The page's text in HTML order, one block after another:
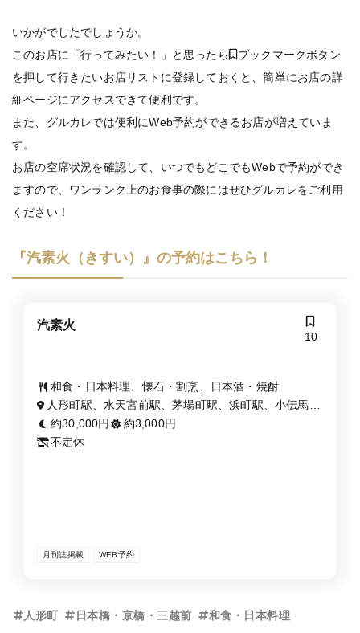
いかがでしたでしょうか。
このお店に「行ってみたい！」と思ったら
ブックマークボタン
を押して行きたいお店リストに登録しておくと、簡単にお店の詳
細ページにアクセスできて便利です。
また、グルカレでは便利にWeb予約ができるお店が増えていま
す。
お店の空席状況を確認して、いつでもどこでもWebで予約ができ
ますので、ワンランク上のお食事の際にはぜひグルカレをご利用
ください！
『汽素火（きすい）』の予約はこちら！
汽素火
10
和食・日本料理、懐石・割烹、日本酒・焼酎
人形町駅、水天宮前駅、茅場町駅、浜町駅、小伝馬町
駅、馬喰横山駅、三越前駅
約30,000円
約3,000円
不定休
月刊誌掲載 WEB予約
人形町 日本橋・京橋・三越前
和食・日本料理